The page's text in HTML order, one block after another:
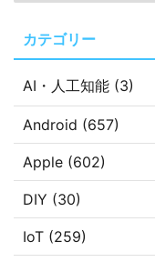
カテゴリー
AI・人工知能 (3)
Android (657)
Apple (602)
DIY (30)
IoT (259)